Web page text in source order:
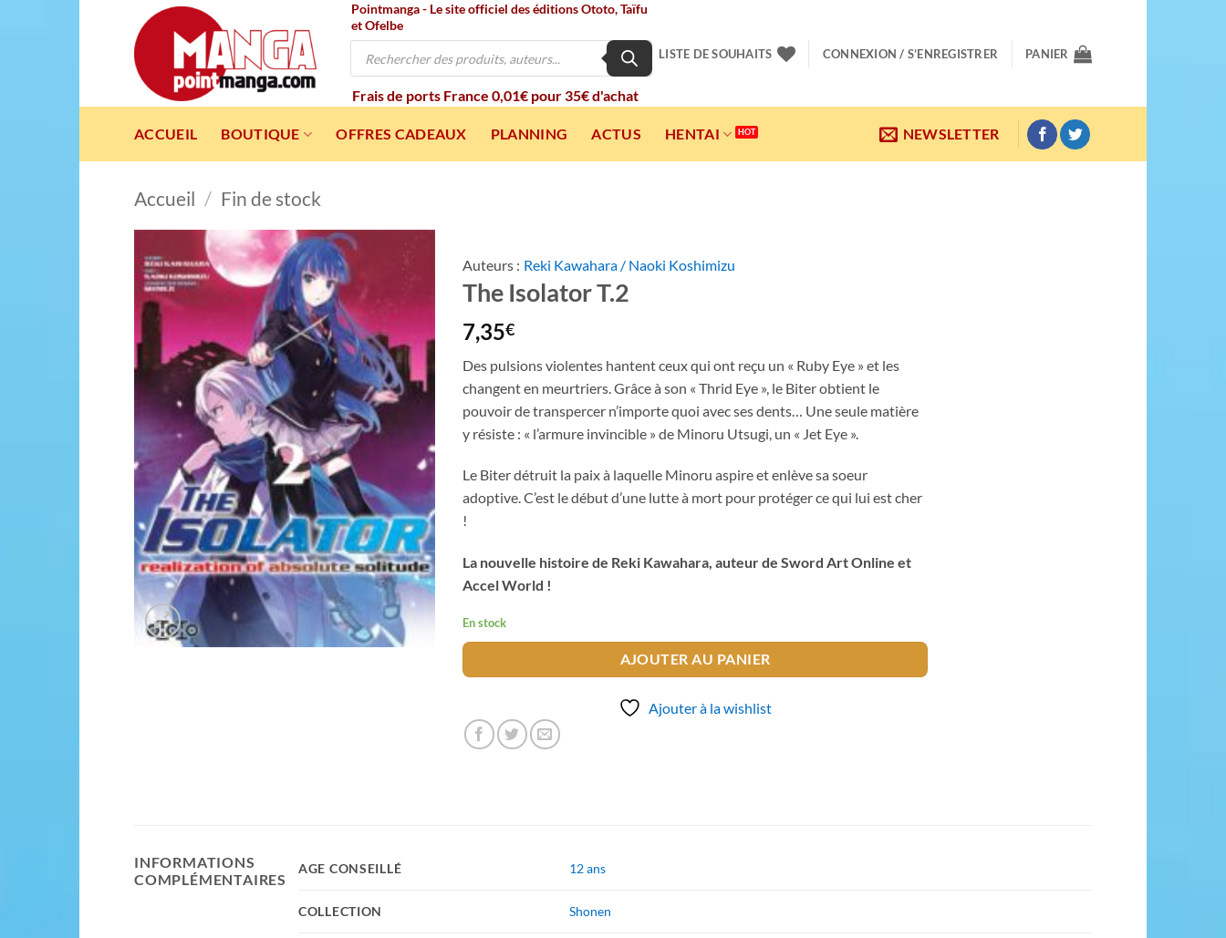
Pointmanga - Le site officiel des éditions Ototo, Taïfu
et Ofelbe
Recherche
Frais de ports France 0,01€ pour 35€ d'achat
LISTE DE SOUHAITS CONNEXION / S’ENREGISTRER PANIER
ACCUEIL BOUTIQUE OFFRES CADEAUX PLANNING ACTUS HENTAI NEWSLETTER
Accueil / Fin de stock
Auteurs : Reki Kawahara / Naoki Koshimizu
The Isolator T.2
7,35€
Des pulsions violentes hantent ceux qui ont reçu un « Ruby Eye » et les
changent en meurtriers. Grâce à son « Thrid Eye », le Biter obtient le
pouvoir de transpercer n’importe quoi avec ses dents… Une seule matière
y résiste : « l’armure invincible » de Minoru Utsugi, un « Jet Eye ».
Le Biter détruit la paix à laquelle Minoru aspire et enlève sa soeur
adoptive. C’est le début d’une lutte à mort pour protéger ce qui lui est cher
!
La nouvelle histoire de Reki Kawahara, auteur de Sword Art Online et
Accel World !
En stock
AJOUTER AU PANIER
Ajouter à la wishlist
INFORMATIONS
COMPLÉMENTAIRES
AGE CONSEILLÉ 12 ans
COLLECTION Shonen